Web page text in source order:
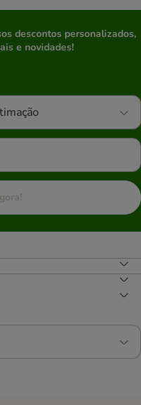
descontos personalizados,
e novidades!